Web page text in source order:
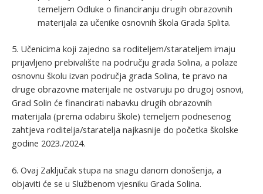
temeljem Odluke o financiranju drugih obrazovnih
materijala za učenike osnovnih škola Grada Splita.
5. Učenicima koji zajedno sa roditeljem/starateljem imaju
prijavljeno prebivalište na području grada Solina, a polaze
osnovnu školu izvan područja grada Solina, te pravo na
druge obrazovne materijale ne ostvaruju po drugoj osnovi,
Grad Solin će financirati nabavku drugih obrazovnih
materijala (prema odabiru škole) temeljem podnesenog
zahtjeva roditelja/staratelja najkasnije do početka školske
godine 2023./2024.
6. Ovaj Zaključak stupa na snagu danom donošenja, a
objaviti će se u Službenom vjesniku Grada Solina.